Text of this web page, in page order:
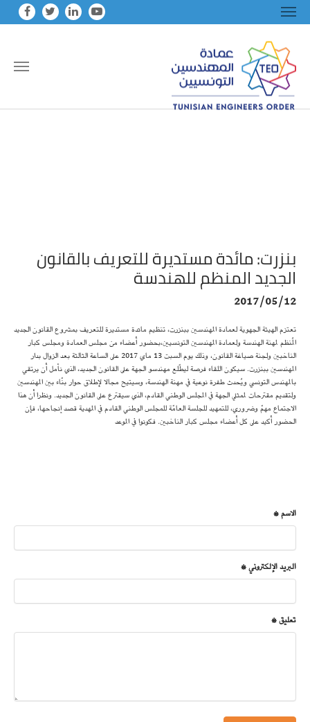
بنزرت: مائدة مستديرة للتعريف بالقانون
الجديد المنظم للهندسة
2017/05/12
تعتزم الهيئة الجهوية لعمادة المهندسين ببنزرت، تنظيم مائدة مستديرة للتعريف بمشروع القانون الجديد
المُنظم لمهنة الهندسة ولعمادة المهندسين التونسيين،بحضور أعضاء من مجلس العمادة ومجلس كبار
الناخبين ولجنة صياغة القانون، وذلك يوم السبت 13 ماي 2017 على الساعة الثالثة بعد الزوال بدار
المهندسين ببنزرت. سيكون اللقاء فرصة ليطّلع مهندسو الجهة على القانون الجديد، الذي نأمل أن يرتقي
بالمهندس التونسي ويُحدث طفرة نوعية في مهنة الهندسة، وسيتيح مجالا لإطلاق حوار بنّاء بين المهندسين
ولتقديم مقترحات لممثلي الجهة في المجلس الوطني القادم، الذي سيقترع على القانون الجديد. ونظرا أن هذا
الاجتماع مهمّ وضروري، للتمهيد للجلسة العامّة للمجلس الوطني القادم في المهدية قصد إنجاحها، فإن
الحضور أكيد على كل أعضاء مجلس كبار الناخبين. فكونوا في الموعد
الاسم *
البريد الإلكتروني *
تعليق *